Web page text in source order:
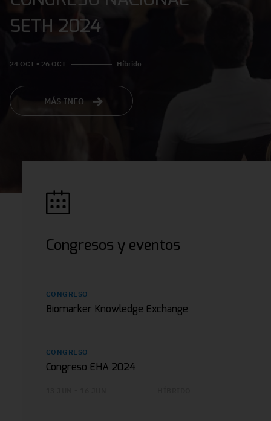
SETH 2024
24 OCT - 26 OCT Híbrido
MÁS INFO
Congresos y eventos
CONGRESO
Biomarker Knowledge Exchange
CONGRESO
Congreso EHA 2024